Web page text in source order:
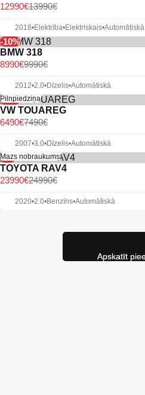
13990€
12990€
2018•Elektrība•Elektriskais•Automātiskā
-10%
BMW 318
9990€
8990€
2012•2.0•Dīzelis•Automātiskā
-13%
Pilnpiedziņa
VW TOUAREG
7490€
6490€
2007•3.0•Dīzelis•Automātiskā
-4%
Mazs nobraukums
TOYOTA RAV4
24990€
23990€
2020•2.0•Benzīns•Automātiskā